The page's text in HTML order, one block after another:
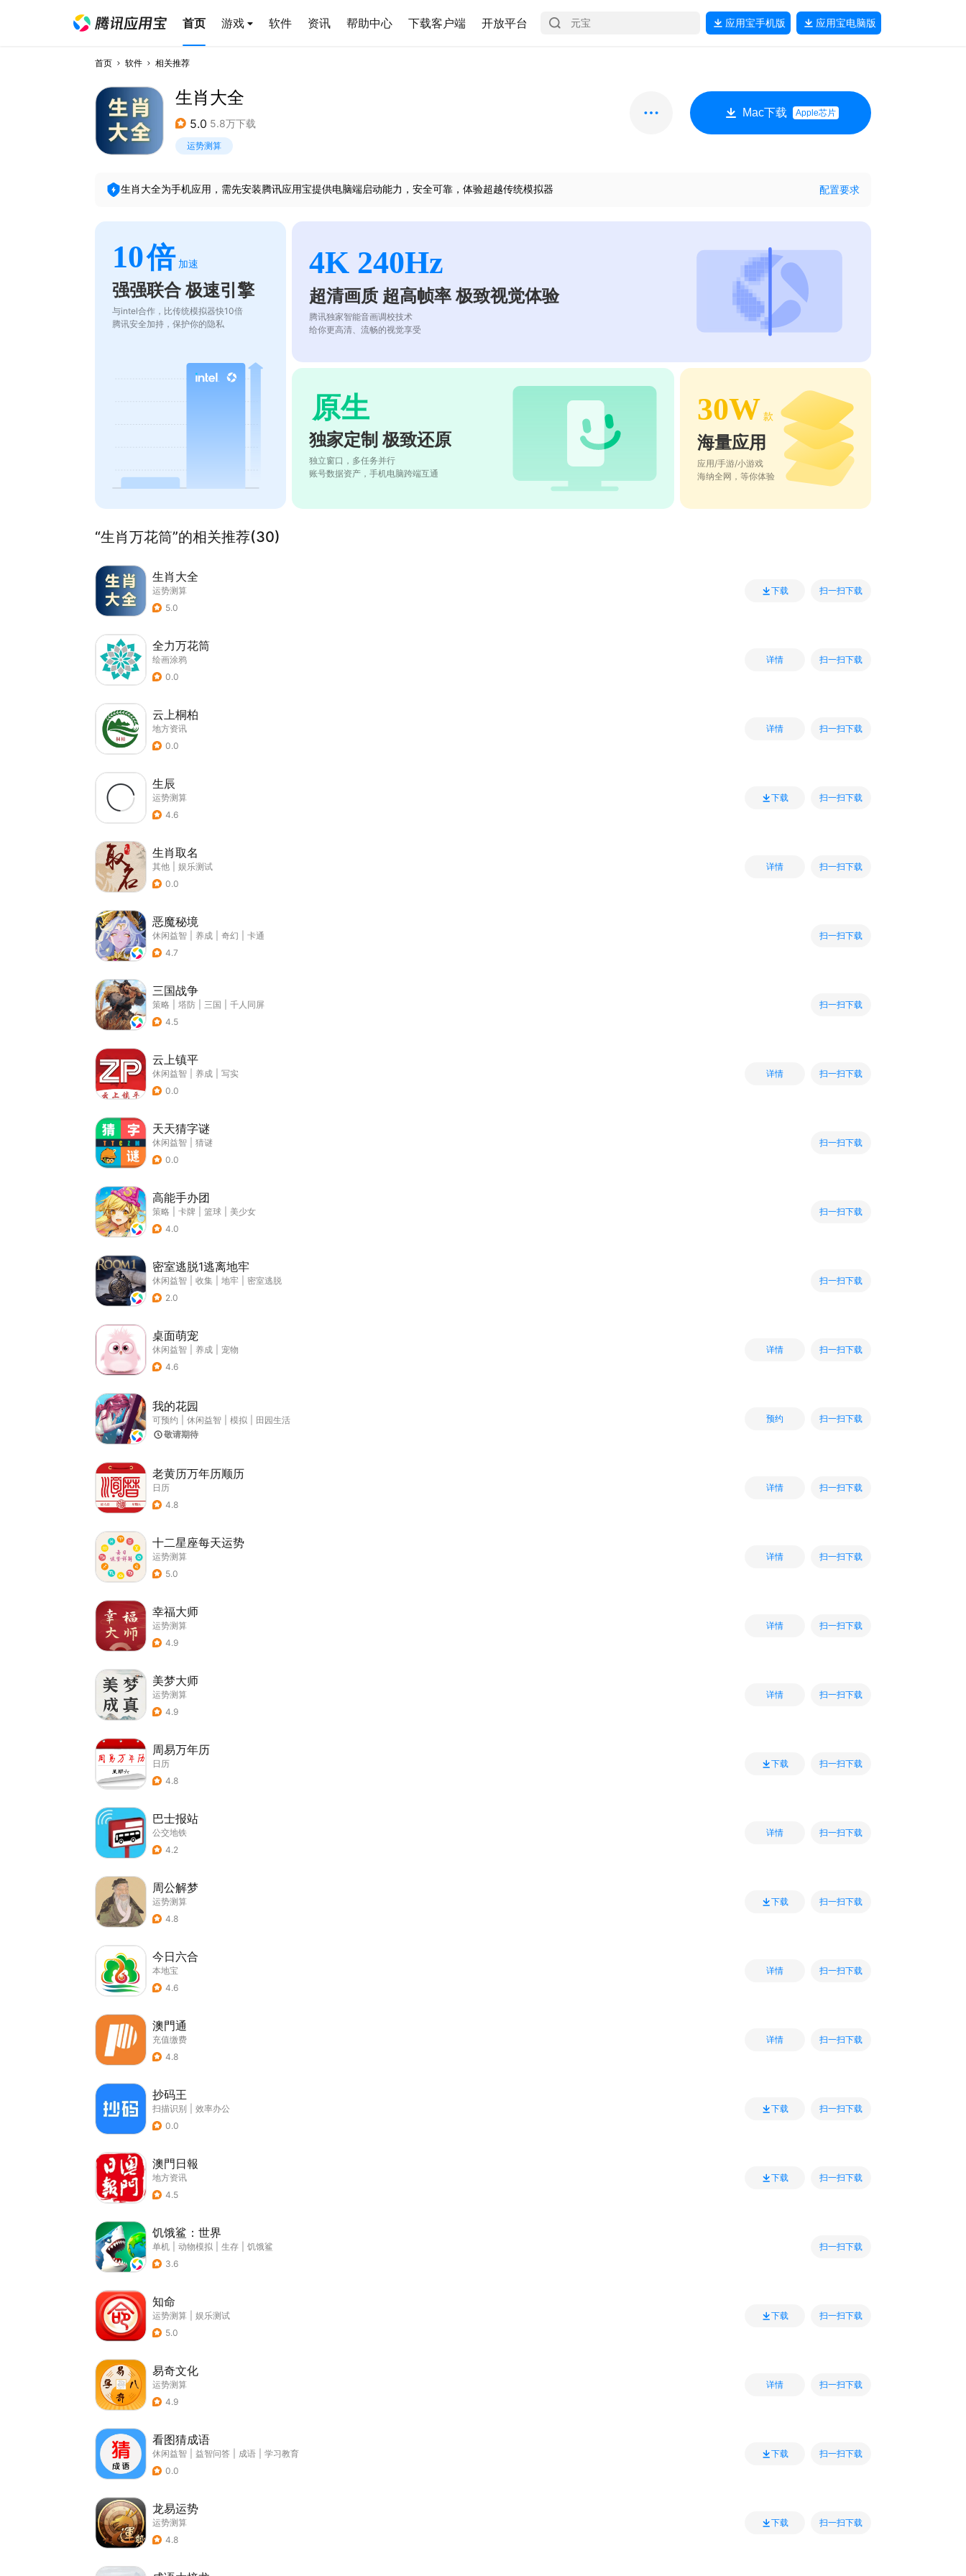
首页 游戏 软件 资讯 帮助中心 下载客户端 开放平台 应用宝手机版 应用宝电脑版
首页 软件 相关推荐
生肖大全
5.0 5.8万下载
运势测算
Mac下载 Apple芯片
生肖大全为手机应用，需先安装腾讯应用宝提供电脑端启动能力，安全可靠，体验超越传统模拟器 配置要求
10倍 加速
强强联合 极速引擎
与intel合作，比传统模拟器快10倍
腾讯安全加持，保护你的隐私
4K 240Hz
超清画质 超高帧率 极致视觉体验
腾讯独家智能音画调校技术
给你更高清、流畅的视觉享受
原生
独家定制 极致还原
独立窗口，多任务并行
账号数据资产，手机电脑跨端互通
30W 款
海量应用
应用/手游/小游戏
海纳全网，等你体验
“生肖万花筒”的相关推荐(30)
生肖大全
运势测算
5.0
下载 扫一扫下载
全力万花筒
绘画涂鸦
0.0
详情 扫一扫下载
云上桐柏
地方资讯
0.0
详情 扫一扫下载
生辰
运势测算
4.6
下载 扫一扫下载
生肖取名
其他
娱乐测试
0.0
详情 扫一扫下载
恶魔秘境
休闲益智 养成 奇幻
卡通
4.7
扫一扫下载
三国战争
策略 塔防 三国
千人同屏
4.5
扫一扫下载
云上镇平
休闲益智 养成
写实
0.0
详情 扫一扫下载
天天猜字谜
休闲益智
猜谜
0.0
扫一扫下载
高能手办团
策略 卡牌 篮球
美少女
4.0
扫一扫下载
密室逃脱1逃离地牢
休闲益智 收集 地牢
密室逃脱
2.0
扫一扫下载
桌面萌宠
休闲益智 养成
宠物
4.6
详情 扫一扫下载
我的花园
可预约 休闲益智 模拟
田园生活
敬请期待
预约 扫一扫下载
老黄历万年历顺历
日历
4.8
详情 扫一扫下载
十二星座每天运势
运势测算
5.0
详情 扫一扫下载
幸福大师
运势测算
4.9
详情 扫一扫下载
美梦大师
运势测算
4.9
详情 扫一扫下载
周易万年历
日历
4.8
下载 扫一扫下载
巴士报站
公交地铁
4.2
详情 扫一扫下载
周公解梦
运势测算
4.8
下载 扫一扫下载
今日六合
本地宝
4.6
详情 扫一扫下载
澳門通
充值缴费
4.8
详情 扫一扫下载
抄码王
扫描识别
效率办公
0.0
下载 扫一扫下载
澳門日報
地方资讯
4.5
下载 扫一扫下载
饥饿鲨：世界
单机 动物模拟 生存
饥饿鲨
3.6
扫一扫下载
知命
运势测算
娱乐测试
5.0
下载 扫一扫下载
易奇文化
运势测算
4.9
详情 扫一扫下载
看图猜成语
休闲益智 益智问答 成语
学习教育
0.0
下载 扫一扫下载
龙易运势
运势测算
4.8
下载 扫一扫下载